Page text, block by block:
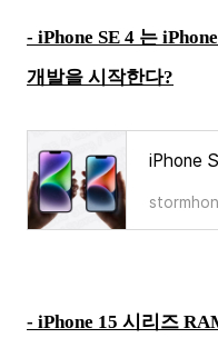
- iPhone SE 4 는
개발을 시작한다?
- iPhone 15 시리즈